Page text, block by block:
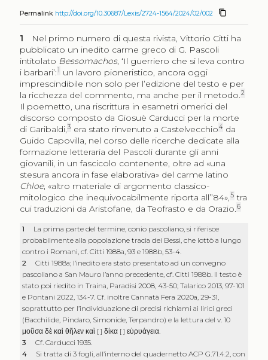
Permalink http://doi.org/10.30687/Lexis/2724-1564/2024/02/002 content_copy
1 Nel primo numero di questa rivista, Vittorio Citti ha
pubblicato un inedito carme greco di G. Pascoli
intitolato Bessomachos, ‘Il guerriero che si leva contro
i barbari’:1 un lavoro pioneristico, ancora oggi
imprescindibile non solo per l’edizione del testo e per
la ricchezza del commento, ma anche per il metodo.2
Il poemetto, una riscrittura in esametri omerici del
discorso composto da Giosuè Carducci per la morte
di Garibaldi,3 era stato rinvenuto a Castelvecchio4da
Guido Capovilla, nel corso delle ricerche dedicate alla
formazione letteraria del Pascoli durante gli anni
giovanili, in un fascicolo contenente, oltre ad «una
stesura ancora in fase elaborativa» del carme latino
Chloe, «altro materiale di argomento classico-
mitologico che inequivocabilmente riporta all’’84»,5 tra
cui traduzioni da Aristofane, da Teofrasto e da Orazio.6
1
La prima parte del termine, conio pascoliano, si riferisce
probabilmente alla popolazione tracia dei Bessi, che lottò a lungo
contro i Romani, cf. Citti 1988a, 93 e 1988b, 53-4.
2
Citti 1988a; l’inedito era stato presentato ad un convegno
pascoliano a San Mauro l’anno precedente, cf. Citti 1988b. Il testo è
stato poi riedito in Traina, Paradisi 2008, 43-50; Talarico 2013, 97-101
e Pontani 2022, 134-7. Cf. inoltre Cannatà Fera 2020a, 29-31,
soprattutto per l’individuazione di precisi richiami ai lirici greci
(Bacchilide, Pindaro, Simonide, Terpandro) e la lettura del v. 10
μοῦσα δὲ καὶ θῆλεν καὶ [ ]δίκα [ ]εὐρυάγεια.
3
Cf. Carducci 1935.
4
Si tratta di 3 fogli, all’interno del quadernetto ACP G.71.4.2, con